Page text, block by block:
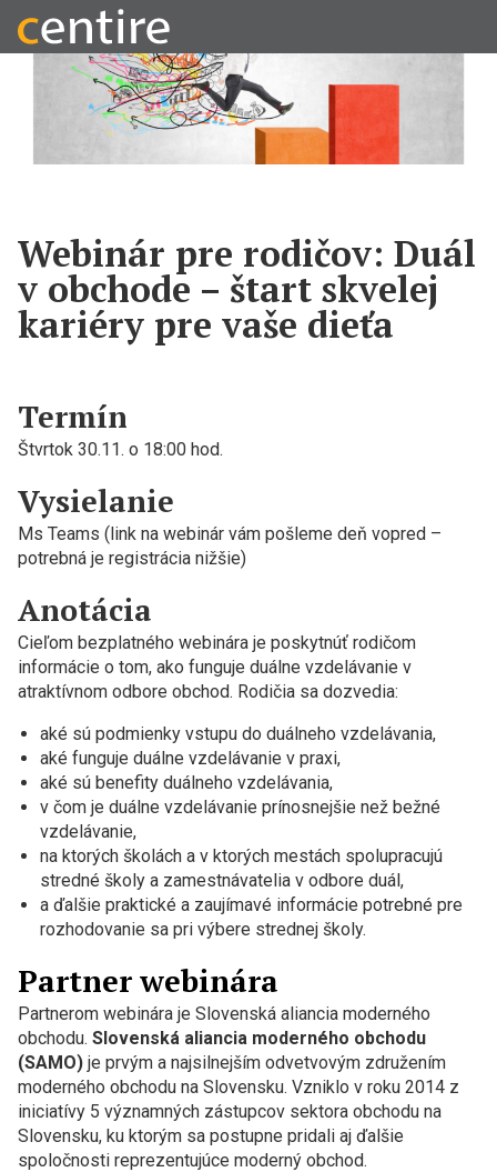
Webinár pre rodičov: Duál
v obchode – štart skvelej
kariéry pre vaše dieťa
Termín
Štvrtok 30.11. o 18:00 hod.
Vysielanie
Ms Teams (link na webinár vám pošleme deň vopred –
potrebná je registrácia nižšie)
Anotácia
Cieľom bezplatného webinára je poskytnúť rodičom
informácie o tom, ako funguje duálne vzdelávanie v
atraktívnom odbore obchod. Rodičia sa dozvedia:
aké sú podmienky vstupu do duálneho vzdelávania,
aké funguje duálne vzdelávanie v praxi,
aké sú benefity duálneho vzdelávania,
v čom je duálne vzdelávanie prínosnejšie než bežné
vzdelávanie,
na ktorých školách a v ktorých mestách spolupracujú
stredné školy a zamestnávatelia v odbore duál,
a ďalšie praktické a zaujímavé informácie potrebné pre
rozhodovanie sa pri výbere strednej školy.
Partner webinára
Partnerom webinára je Slovenská aliancia moderného
obchodu. Slovenská aliancia moderného obchodu
(SAMO) je prvým a najsilnejším odvetvovým združením
moderného obchodu na Slovensku. Vzniklo v roku 2014 z
iniciatívy 5 významných zástupcov sektora obchodu na
Slovensku, ku ktorým sa postupne pridali aj ďalšie
spoločnosti reprezentujúce moderný obchod.